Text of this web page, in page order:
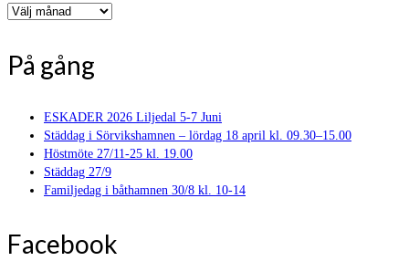
Arkiv
På gång
ESKADER 2026 Liljedal 5-7 Juni
Städdag i Sörvikshamnen – lördag 18 april kl. 09.30–15.00
Höstmöte 27/11-25 kl. 19.00
Städdag 27/9
Familjedag i båthamnen 30/8 kl. 10-14
Facebook